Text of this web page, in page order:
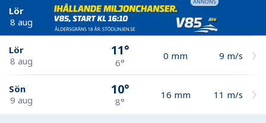
Lör
8 aug
Lör
8 aug
11°
6°
0 mm 9 m/s
Sön
9 aug
10°
8°
16 mm 11 m/s